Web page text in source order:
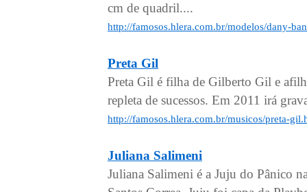
cm de quadril....
http://famosos.hlera.com.br/modelos/dany-
Preta Gil
Preta Gil é filha de Gilberto Gil e
repleta de sucessos. Em 2011 irá
http://famosos.hlera.com.br/musicos/preta-
Juliana Salimeni
Juliana Salimeni é a Juju do Pânico